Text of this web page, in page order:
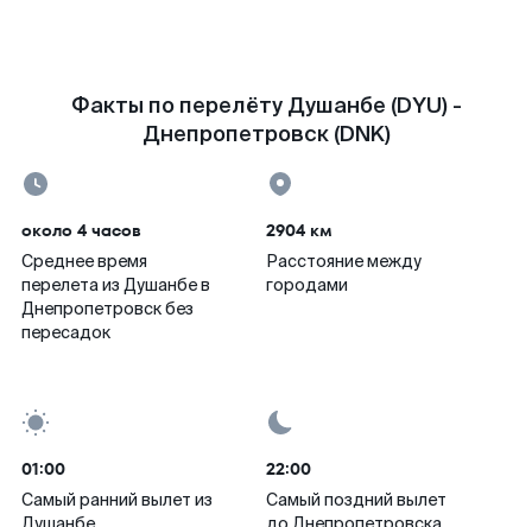
Факты по перелёту Душанбе (DYU) -
Днепропетровск (DNK)
около 4 часов
Среднее время
перелета из Душанбе в
Днепропетровск без
пересадок
2904 км
Расстояние между
городами
01:00
Самый ранний вылет из
22:00
Самый поздний вылет